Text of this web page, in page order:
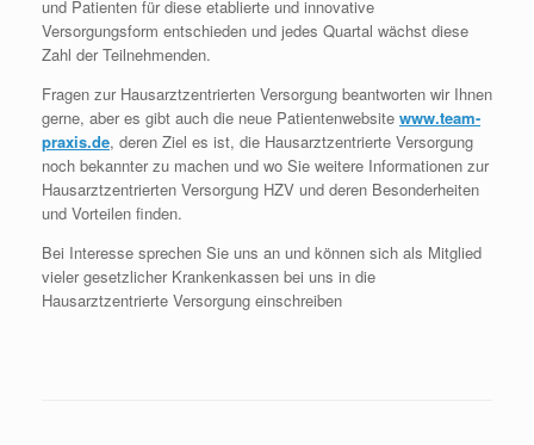
und Patienten für diese etablierte und innovative
Versorgungsform entschieden und jedes Quartal wächst diese
Zahl der Teilnehmenden.
Fragen zur Hausarztzentrierten Versorgung beantworten wir Ihnen
gerne, aber es gibt auch die neue Patientenwebsite www.team-
praxis.de, deren Ziel es ist, die Hausarztzentrierte Versorgung
noch bekannter zu machen und wo Sie weitere Informationen zur
Hausarztzentrierten Versorgung HZV und deren Besonderheiten
und Vorteilen finden.
Bei Interesse sprechen Sie uns an und können sich als Mitglied
vieler gesetzlicher Krankenkassen bei uns in die
Hausarztzentrierte Versorgung einschreiben